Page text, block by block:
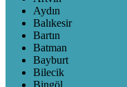
Aydın
Balıkesir
Bartın
Batman
Bayburt
Bilecik
Bingöl